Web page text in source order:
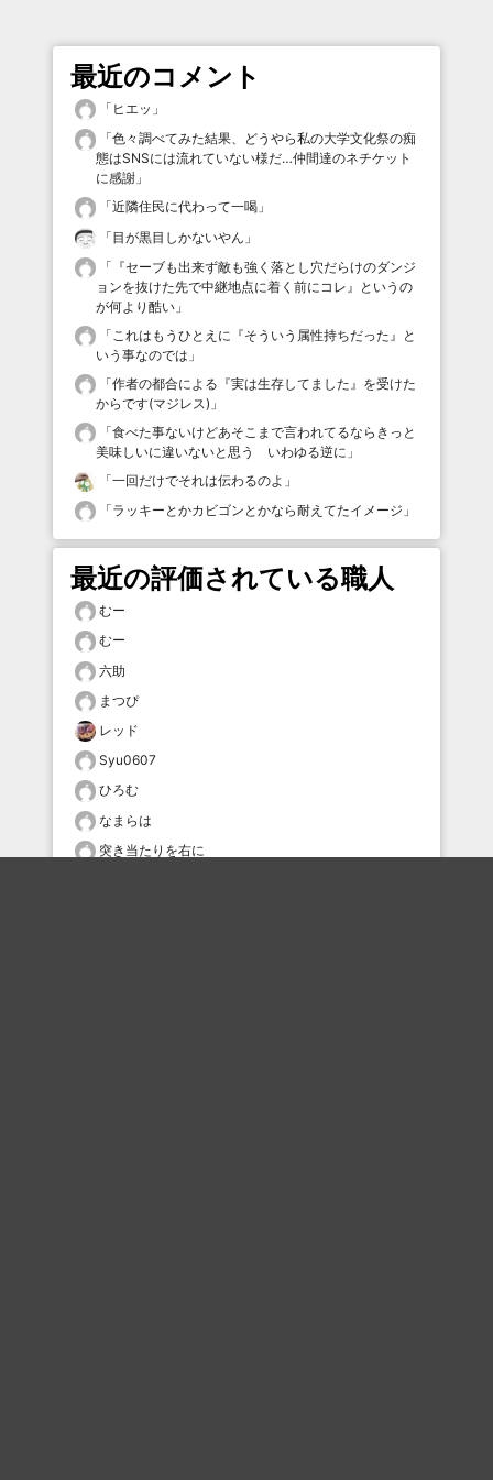
最近のコメント
「 ヒエッ 」
「色々調べてみた結果、どうやら私の大学文化祭の痴
態はSNSには流れていない様だ…仲間達のネチケット
に感謝 」
「近隣住民に代わって一喝 」
「目が黒目しかないやん 」
「 『セーブも出来ず敵も強く落とし穴だらけのダンジ
ョンを抜けた先で中継地点に着く前にコレ』というの
が何より酷い 」
「 これはもうひとえに『そういう属性持ちだった』と
いう事なのでは 」
「作者の都合による『実は生存してました』を受けた
からです(マジレス) 」
「食べた事ないけどあそこまで言われてるならきっと
美味しいに違いないと思う いわゆる逆に 」
「一回だけでそれは伝わるのよ 」
「ラッキーとかカビゴンとかなら耐えてたイメージ 」
最近の評価されている職人
むー
むー
六助
まつぴ
レッド
Syu0607
ひろむ
なまらは
突き当たりを右に